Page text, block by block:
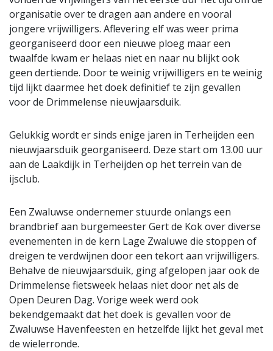
organisatie over te dragen aan andere en vooral
jongere vrijwilligers. Aflevering elf was weer prima
georganiseerd door een nieuwe ploeg maar een
twaalfde kwam er helaas niet en naar nu blijkt ook
geen dertiende. Door te weinig vrijwilligers en te weinig
tijd lijkt daarmee het doek definitief te zijn gevallen
voor de Drimmelense nieuwjaarsduik.
Gelukkig wordt er sinds enige jaren in Terheijden een
nieuwjaarsduik georganiseerd. Deze start om 13.00 uur
aan de Laakdijk in Terheijden op het terrein van de
ijsclub.
Een Zwaluwse ondernemer stuurde onlangs een
brandbrief aan burgemeester Gert de Kok over diverse
evenementen in de kern Lage Zwaluwe die stoppen of
dreigen te verdwijnen door een tekort aan vrijwilligers.
Behalve de nieuwjaarsduik, ging afgelopen jaar ook de
Drimmelense fietsweek helaas niet door net als de
Open Deuren Dag. Vorige week werd ook
bekendgemaakt dat het doek is gevallen voor de
Zwaluwse Havenfeesten en hetzelfde lijkt het geval met
de wielerronde.